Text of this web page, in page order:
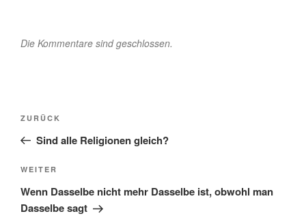
Die Kommentare sind geschlossen.
Beitragsnavigation
Vorheriger
Beitrag
ZURÜCK
Sind alle Religionen gleich?
Nächster
Beitrag
WEITER
Wenn Dasselbe nicht mehr Dasselbe ist, obwohl man
Dasselbe sagt